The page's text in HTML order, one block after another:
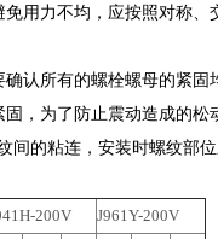
用力不均，应按照对称、
认所有的螺栓螺母的紧固
，为了防止震动造成的松
间的粘连，安装时螺纹部位
200V
J961Y-200V